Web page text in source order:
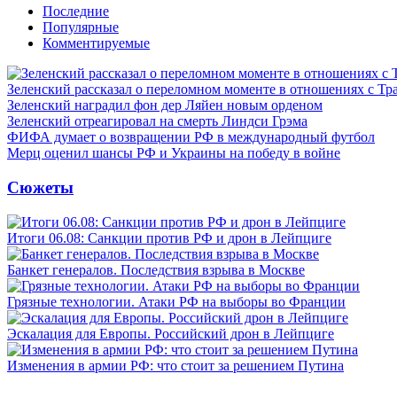
Последние
Популярные
Комментируемые
Зеленский рассказал о переломном моменте в отношениях с
Зеленский наградил фон дер Ляйен новым орденом
Зеленский отреагировал на смерть Линдси Грэма
ФИФА думает о возвращении РФ в международный футбол
Мерц оценил шансы РФ и Украины на победу в войне
Сюжеты
Итоги 06.08: Санкции против РФ и дрон в Лейпциге
Банкет генералов. Последствия взрыва в Москве
Грязные технологии. Атаки РФ на выборы во Франции
Эскалация для Европы. Российский дрон в Лейпциге
Изменения в армии РФ: что стоит за решением Путина